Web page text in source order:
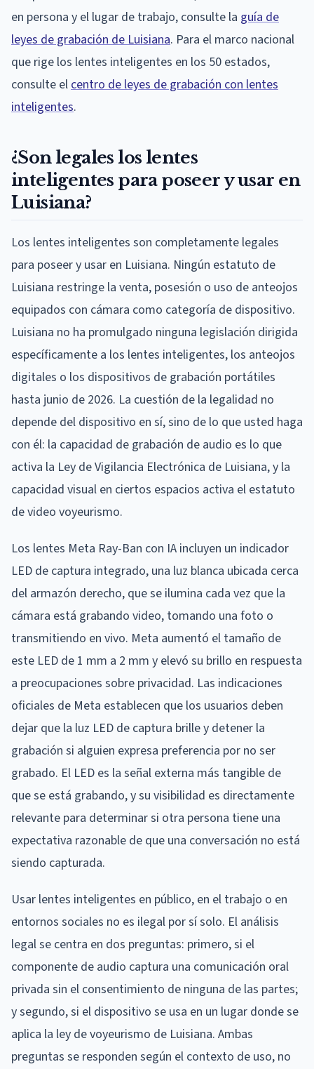
en persona y el lugar de trabajo, consulte la guía de
leyes de grabación de Luisiana. Para el marco nacional
que rige los lentes inteligentes en los 50 estados,
consulte el centro de leyes de grabación con lentes
inteligentes.
¿Son legales los lentes
inteligentes para poseer y usar en
Luisiana?
Los lentes inteligentes son completamente legales
para poseer y usar en Luisiana. Ningún estatuto de
Luisiana restringe la venta, posesión o uso de anteojos
equipados con cámara como categoría de dispositivo.
Luisiana no ha promulgado ninguna legislación dirigida
específicamente a los lentes inteligentes, los anteojos
digitales o los dispositivos de grabación portátiles
hasta junio de 2026. La cuestión de la legalidad no
depende del dispositivo en sí, sino de lo que usted haga
con él: la capacidad de grabación de audio es lo que
activa la Ley de Vigilancia Electrónica de Luisiana, y la
capacidad visual en ciertos espacios activa el estatuto
de video voyeurismo.
Los lentes Meta Ray-Ban con IA incluyen un indicador
LED de captura integrado, una luz blanca ubicada cerca
del armazón derecho, que se ilumina cada vez que la
cámara está grabando video, tomando una foto o
transmitiendo en vivo. Meta aumentó el tamaño de
este LED de 1 mm a 2 mm y elevó su brillo en respuesta
a preocupaciones sobre privacidad. Las indicaciones
oficiales de Meta establecen que los usuarios deben
dejar que la luz LED de captura brille y detener la
grabación si alguien expresa preferencia por no ser
grabado. El LED es la señal externa más tangible de
que se está grabando, y su visibilidad es directamente
relevante para determinar si otra persona tiene una
expectativa razonable de que una conversación no está
siendo capturada.
Usar lentes inteligentes en público, en el trabajo o en
entornos sociales no es ilegal por sí solo. El análisis
legal se centra en dos preguntas: primero, si el
componente de audio captura una comunicación oral
privada sin el consentimiento de ninguna de las partes;
y segundo, si el dispositivo se usa en un lugar donde se
aplica la ley de voyeurismo de Luisiana. Ambas
preguntas se responden según el contexto de uso, no